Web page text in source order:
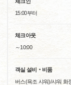
15:00부터
체크아웃
～10:00
객실 설비‧비품
버스(욕조 샤워)/샤워 화